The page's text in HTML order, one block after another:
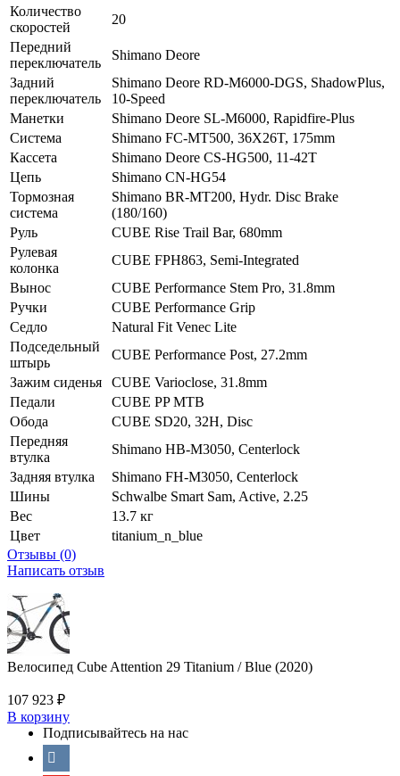
Количество
скоростей
20
Передний
переключатель
Shimano Deore
Задний
переключатель
Shimano Deore RD-M6000-DGS, ShadowPlus,
10-Speed
Манетки
Shimano Deore SL-M6000, Rapidfire-Plus
Система
Shimano FC-MT500, 36X26T, 175mm
Кассета
Shimano Deore CS-HG500, 11-42T
Цепь
Shimano CN-HG54
Тормозная
система
Shimano BR-MT200, Hydr. Disc Brake
(180/160)
Руль
CUBE Rise Trail Bar, 680mm
Рулевая
колонка
CUBE FPH863, Semi-Integrated
Вынос
CUBE Performance Stem Pro, 31.8mm
Ручки
CUBE Performance Grip
Седло
Natural Fit Venec Lite
Подседельный
штырь
CUBE Performance Post, 27.2mm
Зажим сиденья
CUBE Varioclose, 31.8mm
Педали
CUBE PP MTB
Обода
CUBE SD20, 32H, Disc
Передняя
втулка
Shimano HB-M3050, Centerlock
Задняя втулка
Shimano FH-M3050, Centerlock
Шины
Schwalbe Smart Sam, Active, 2.25
Вес
13.7 кг
Цвет
titanium_n_blue
Отзывы (0)
Написать отзыв
Велосипед Cube Attention 29 Titanium / Blue (2020)
107 923 ₽
В корзину
Подписывайтесь на нас